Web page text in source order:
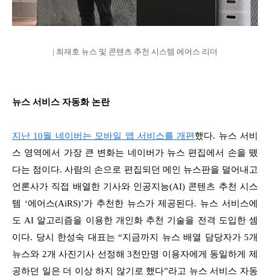
| 최재호 뉴스 및 콘텐츠 추천 시스템 에어스 리더
뉴스 서비스 자동화 논란
지난 10월 네이버는 모바일 앱 서비스를 개편 했다. 뉴스 서비
스 영역에서 가장 큰 변화는 네이버가 뉴스 편집에서 손을 뗐
다는 점이다. 사람의 손으로 편집되던 메인 뉴스판을 덜어내고
언론사가 직접 배열한 기사와 인공지능(AI) 콘텐츠 추천 시스
템 ‘에어스(AiRS)’가 추천한 뉴스가 제공된다. 뉴스 서비스에
도 AI 알고리즘을 이용한 개인화 추천 기술을 전격 도입한 셈
이다. 당시 한성숙 대표는 “지금까지 뉴스 배열 담당자가 5개
뉴스와 2개 사진기사 선정해 3천만명 이용자에게 동일하게 제
공하던 일은 더 이상 하지 않기로 했다”라고 뉴스 서비스 자동